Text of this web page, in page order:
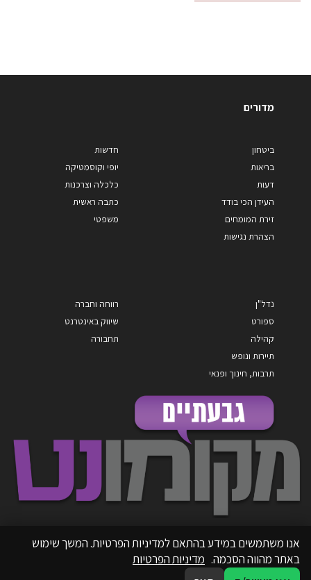
מדורים
ביטחון
בריאות
דעות
העידן הכי בודד
זירת המומחים
הצהרת נגישות
חדשות
יופי וקוסמטיקה
כלכלה וצרכנות
כתבה ראשית
משפטי
נדל"ן
ספורט
קהילה
תיירות ונופש
תרבות, חינוך ופנאי
רווחה וחברה
שיווק באינטרנט
תחבורה
אנו משתמשים במידע בהתאם למדיניות הפרטיות. המשך שימוש
באתר מהווה הסכמה. מדיניות הפרטיות